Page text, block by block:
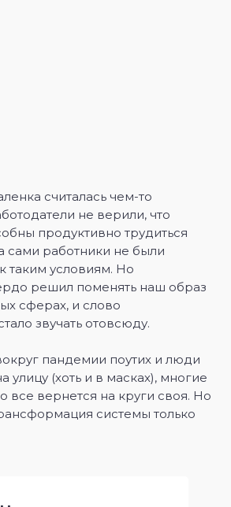
считалась чем-то
не верили, что
продуктивно трудиться
сами работники не были
таким условиям. Но
решил поменять наш образ
сферах, и слово
звучать отовсюду.
пандемии поутих и люди
улицу (хоть и в масках), многие
все вернется на круги своя. Но
системы только